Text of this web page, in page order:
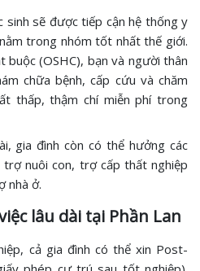
sinh sẽ được tiếp cận hệ thống y
trong nhóm tốt nhất thế giới.
buộc (OSHC), bạn và người thân
chữa bệnh, cấp cứu và chăm
thấp, thậm chí miễn phí trong
gia đình còn có thể hưởng các
trợ nuôi con, trợ cấp thất nghiệp
nhà ở.
lâu dài tại Phần Lan
cả gia đình có thể xin Post-